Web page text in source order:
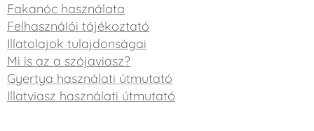
Fakanóc használata
Felhasználói tájékoztató
Illatolajok tulajdonságai
Mi is az a szójaviasz?
Gyertya használati útmutató
Illatviasz használati útmutató